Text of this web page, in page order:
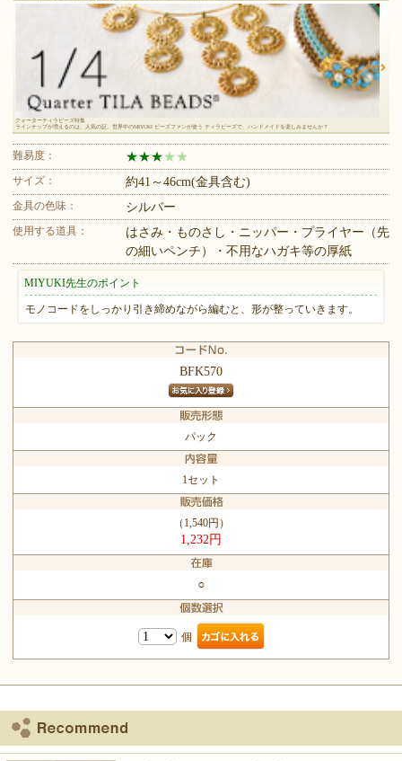
クォーターティラビーズ特集
ラインナップが増えるのは、人気の証。世界中のMIYUKI ビーズファンが使う ティラビーズで、ハンドメイドを楽しみませんか？
難易度： ★★★ ★ ★
サイズ： 約41～46cm(金具含む)
金具の色味： シルバー
使用する道具：
はさみ・ものさし・ニッパー・プライヤー（先
の細いペンチ）・不用なハガキ等の厚紙
MIYUKI先生のポイント
モノコードをしっかり引き締めながら編むと、形が整っていきます。
BFK570
パック
1セット
（1,540円）
1,232円
○
個